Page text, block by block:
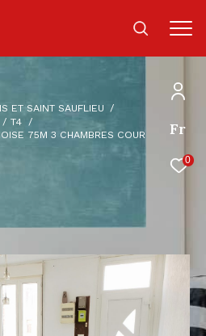
Fr
0
ET SAINT SAUFLIEU
T4
75M 3 CHAMBRES COUR